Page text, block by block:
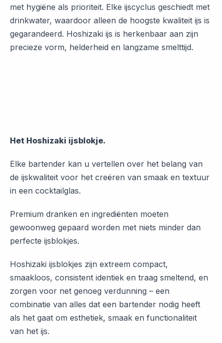
met hygiëne als prioriteit. Elke ijscyclus geschiedt met
drinkwater, waardoor alleen de hoogste kwaliteit ijs is
gegarandeerd. Hoshizaki ijs is herkenbaar aan zijn
precieze vorm, helderheid en langzame smelttijd.
Het Hoshizaki ijsblokje.
Elke bartender kan u vertellen over het belang van
de ijskwaliteit voor het creëren van smaak en textuur
in een cocktailglas.
Premium dranken en ingrediënten moeten
gewoonweg gepaard worden met niets minder dan
perfecte ijsblokjes.
Hoshizaki ijsblokjes zijn extreem compact,
smaakloos, consistent identiek en traag smeltend, en
zorgen voor net genoeg verdunning – een
combinatie van alles dat een bartender nodig heeft
als het gaat om esthetiek, smaak en functionaliteit
van het ijs.